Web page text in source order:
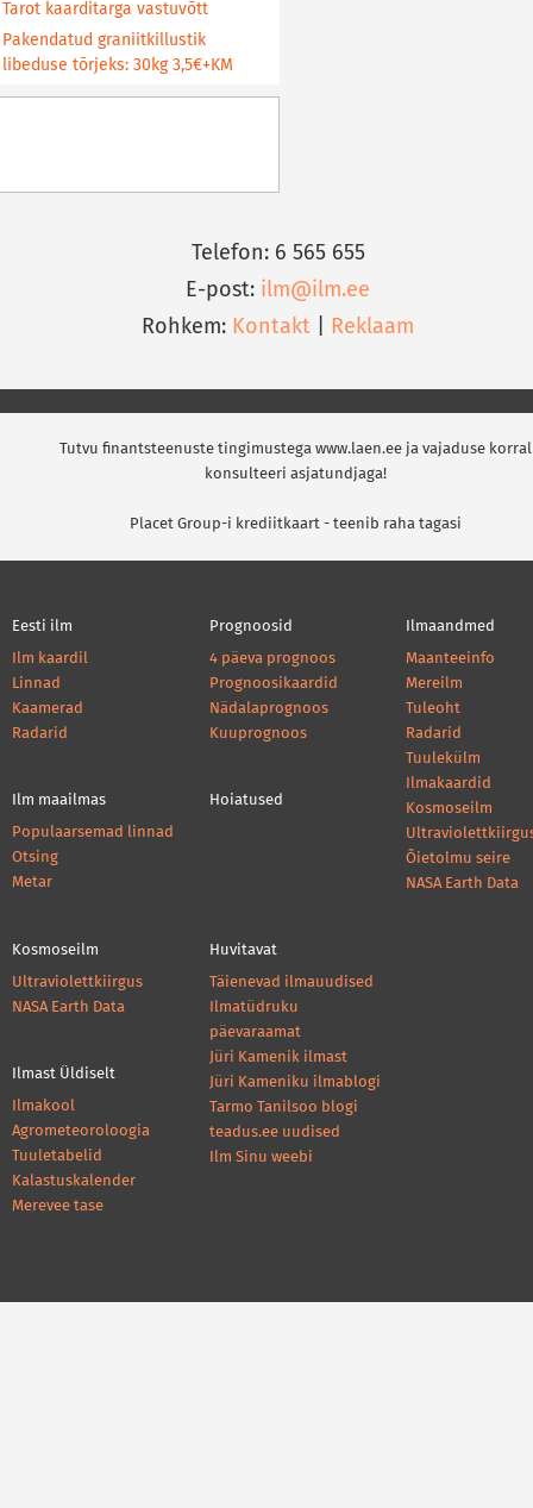
Tarot kaarditarga vastuvõtt
Pakendatud graniitkillustik
libeduse tõrjeks: 30kg 3,5€+KM
Telefon: 6 565 655
E-post: ilm@ilm.ee
Rohkem: Kontakt Reklaam
Tutvu finantsteenuste tingimustega www.laen.ee ja vajaduse korral
konsulteeri asjatundjaga!
Placet Group-i krediitkaart - teenib raha tagasi
Eesti ilm
Ilm kaardil
Linnad
Kaamerad
Radarid
Ilm maailmas
Populaarsemad linnad
Otsing
Metar
Prognoosid
4 päeva prognoos
Prognoosikaardid
Nädalaprognoos
Kuuprognoos
Hoiatused
Ilmaandmed
Maanteeinfo
Mereilm
Tuleoht
Radarid
Tuulekülm
Ilmakaardid
Kosmoseilm
Õietolmu seire
NASA Earth Data
Kosmoseilm
Ultraviolettkiirgus
NASA Earth Data
Ilmast Üldiselt
Ilmakool
Agrometeoroloogia
Tuuletabelid
Kalastuskalender
Merevee tase
Huvitavat
Täienevad ilmauudised
Ilmatüdruku
päevaraamat
Jüri Kamenik ilmast
Jüri Kameniku ilmablogi
Tarmo Tanilsoo blogi
teadus.ee uudised
Ilm Sinu weebi